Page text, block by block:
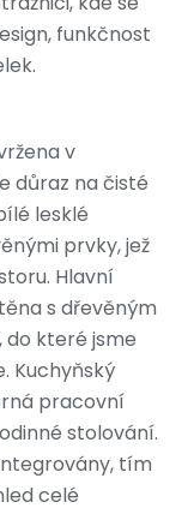
funkčnost
v
důraz na čisté
lesklé
prvky, jež
Hlavní
s dřevěným
které jsme
Kuchyňský
pracovní
stolování.
tím
celé